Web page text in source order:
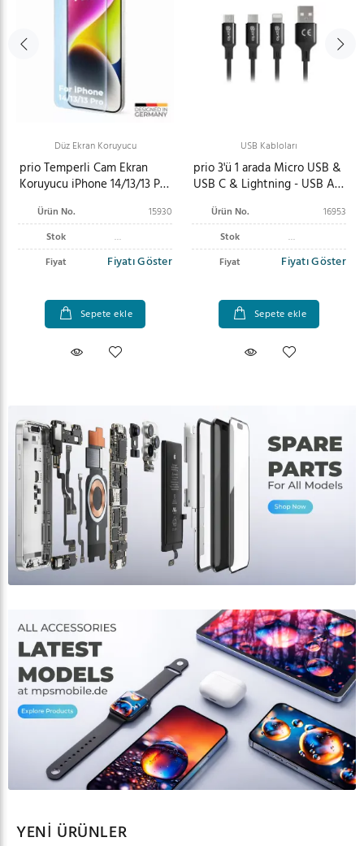
Düz Ekran Koruyucu
prio Temperli Cam Ekran
Koruyucu iPhone 14/13/13 Pro
Ürün No.
15930
Stok
Fiyat
Fiyatı Göster
Sepete ekle
USB Kabloları
prio 3'ü 1 arada Micro USB &
USB C & Lightning - USB A
Ürün No.
16953
Stok
Fiyat
Fiyatı Göster
Sepete ekle
YENI ÜRÜNLER